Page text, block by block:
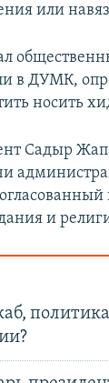
или
в ДУМК,
носить
Садыр
и